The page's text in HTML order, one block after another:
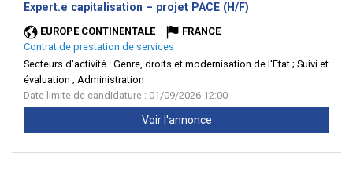
Expert.e capitalisation – projet PACE (H/F)
EUROPE CONTINENTALE
FRANCE
Contrat de prestation de services
Secteurs d'activité : Genre, droits et modernisation de l'Etat ; Suivi et
évaluation ; Administration
Date limite de candidature : 01/09/2026 12:00
Voir l'annonce